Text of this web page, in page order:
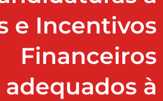
e Incentivos
Financeiros
adequados à